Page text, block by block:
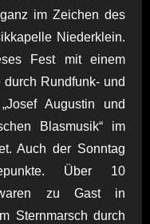
im Zeichen des
Niederklein.
Fest mit einem
Rundfunk- und
Augustin und
Blasmusik“ im
Auch der Sonntag
Über 10
waren zu Gast in
Sternmarsch durch